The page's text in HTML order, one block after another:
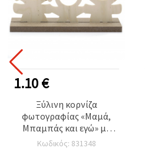
1.10 €
Ξύλινη κορνίζα
φωτογραφίας «Μαμά,
Μπαμπάς και εγώ» με
βάση, φυσικό ξύλο,
Κωδικός: 831348